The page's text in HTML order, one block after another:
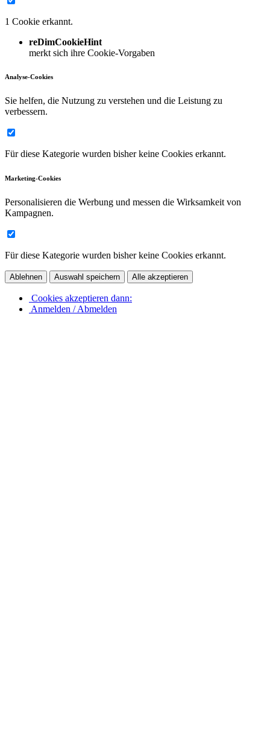
1 Cookie erkannt.
reDimCookieHint
merkt sich ihre Cookie-Vorgaben
Analyse-Cookies
Sie helfen, die Nutzung zu verstehen und die Leistung zu
verbessern.
Für diese Kategorie wurden bisher keine Cookies erkannt.
Marketing-Cookies
Personalisieren die Werbung und messen die Wirksamkeit von
Kampagnen.
Für diese Kategorie wurden bisher keine Cookies erkannt.
Ablehnen Auswahl speichern Alle akzeptieren
Cookies akzeptieren dann:
Anmelden / Abmelden